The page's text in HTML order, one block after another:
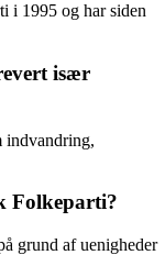
i 1995 og har siden
især
indvandring,
Folkeparti?
grund af uenigheder